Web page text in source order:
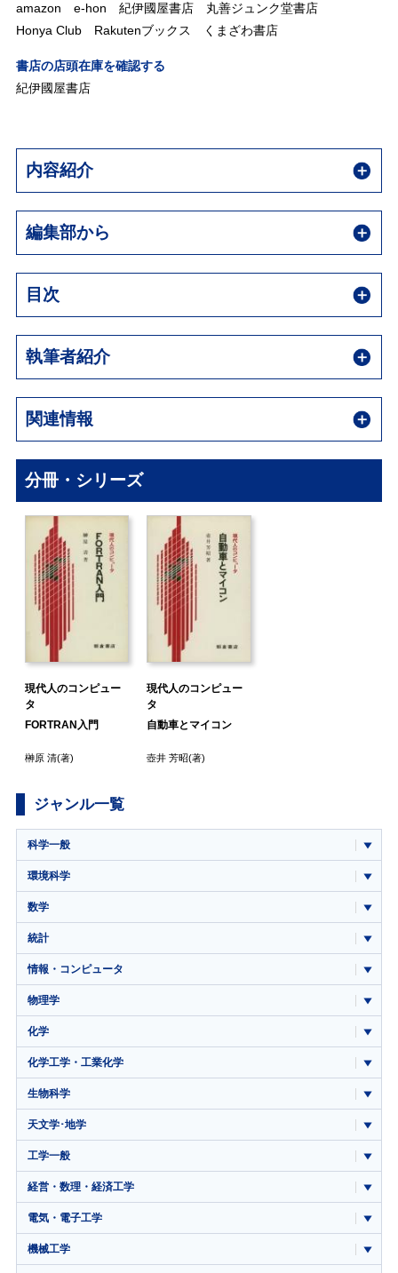
amazon
e-hon 紀伊國屋書店
丸善ジュンク堂書店
Honya Club
Rakutenブックス くまざわ書店
書店の店頭在庫を確認する
紀伊國屋書店
内容紹介
編集部から
目次
執筆者紹介
関連情報
分冊・シリーズ
現代人のコンピュー
タ
FORTRAN入門
榊原 清(著)
現代人のコンピュー
タ
自動車とマイコン
壺井 芳昭(著)
ジャンル一覧
科学一般
環境科学
数学
統計
情報・コンピュータ
物理学
化学
化学工学・工業化学
生物科学
天文学･地学
工学一般
経営・数理・経済工学
電気・電子工学
機械工学